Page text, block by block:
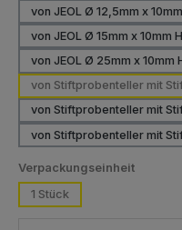
von JEOL Ø 12,5mm x
von JEOL Ø 15mm x
von JEOL Ø 25mm x
von Stiftprobenteller mit
von Stiftprobenteller mit
von Stiftprobenteller mit
Verpackungseinheit
1 Stück